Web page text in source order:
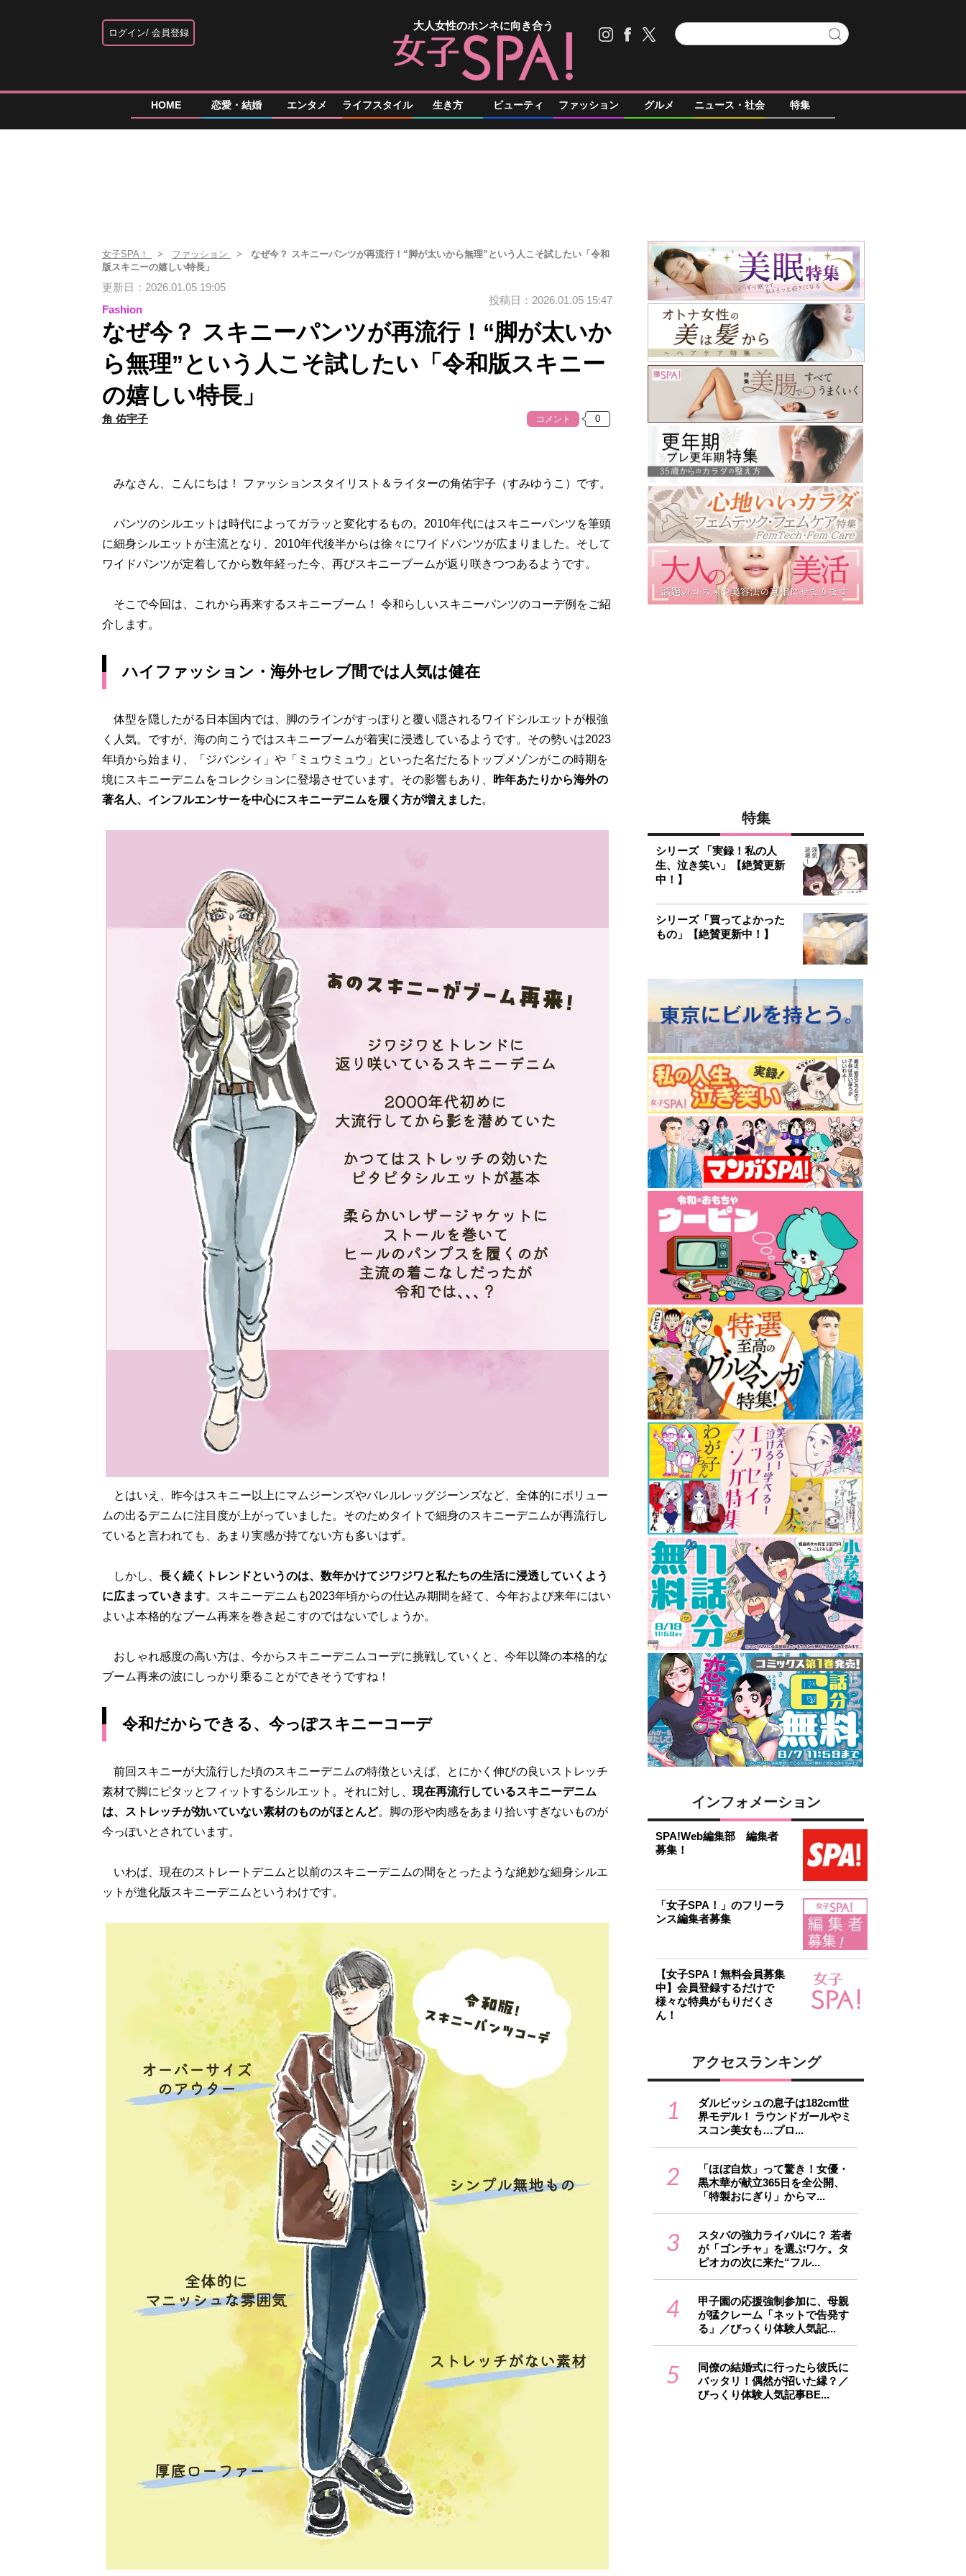
ログイン 会員登録
大人女性のホンネに向き合う
HOME 恋愛・結婚 エンタメ ライフスタイル 生き方 ビューティ ファッション グルメ ニュース・社会 特集
女子SPA！ ファッション
なぜ今？ スキニーパンツが再流行！“脚が太いから無理”という人こそ試したい「令和
版スキニーの嬉しい特長」
更新日：2026.01.05 19:05
Fashion
投稿日：2026.01.05 15:47
なぜ今？ スキニーパンツが再流行！“脚が太いか
ら無理”という人こそ試したい「令和版スキニー
の嬉しい特長」
角 佑宇子 コメント
みなさん、こんにちは！ ファッションスタイリスト＆ライターの角佑宇子（すみゆうこ）です。
パンツのシルエットは時代によってガラッと変化するもの。2010年代にはスキニーパンツを筆頭
に細身シルエットが主流となり、2010年代後半からは徐々にワイドパンツが広まりました。そして
ワイドパンツが定着してから数年経った今、再びスキニーブームが返り咲きつつあるようです。
そこで今回は、これから再来するスキニーブーム！ 令和らしいスキニーパンツのコーデ例をご紹
介します。
ハイファッション・海外セレブ間では人気は健在
体型を隠したがる日本国内では、脚のラインがすっぽりと覆い隠されるワイドシルエットが根強
く人気。ですが、海の向こうではスキニーブームが着実に浸透しているようです。その勢いは2023
年頃から始まり、「ジバンシィ」や「ミュウミュウ」といった名だたるトップメゾンがこの時期を
境にスキニーデニムをコレクションに登場させています。その影響もあり、
昨年あたりから海外の
著名人、インフルエンサーを中心にスキニーデニムを履く方が増えました。
とはいえ、昨今はスキニー以上にマムジーンズやバレルレッグジーンズなど、全体的にボリュー
ムの出るデニムに注目度が上がっていました。そのためタイトで細身のスキニーデニムが再流行し
ていると言われても、あまり実感が持てない方も多いはず。
しかし、 長く続くトレンドというのは、数年かけてジワジワと私たちの生活に浸透していくよう
に広まっていきます。スキニーデニムも2023年頃からの仕込み期間を経て、今年および来年にはい
よいよ本格的なブーム再来を巻き起こすのではないでしょうか。
おしゃれ感度の高い方は、今からスキニーデニムコーデに挑戦していくと、今年以降の本格的な
ブーム再来の波にしっかり乗ることができそうですね！
令和だからできる、今っぽスキニーコーデ
前回スキニーが大流行した頃のスキニーデニムの特徴といえば、とにかく伸びの良いストレッチ
素材で脚にピタッとフィットするシルエット。それに対し、 現在再流行しているスキニーデニム
は、ストレッチが効いていない素材のものがほとんど。脚の形や肉感をあまり拾いすぎないものが
今っぽいとされています。
いわば、現在のストレートデニムと以前のスキニーデニムの間をとったような絶妙な細身シルエ
ットが進化版スキニーデニムというわけです。
特集
シリーズ 「実録！私の人
生、泣き笑い」【絶賛更新
中！】
シリーズ「買ってよかった
もの」【絶賛更新中！】
インフォメーション
SPA!Web編集部 編集者
募集！
「女子SPA！」のフリーラ
ンス編集者募集
【女子SPA！無料会員募集
中】会員登録するだけで
様々な特典がもりだくさ
ん！
アクセスランキング
1
ダルビッシュの息子は182cm世
界モデル！ ラウンドガールやミ
スコン美女も…プロ...
2
「ほぼ自炊」って驚き！女優・
黒木華が献立365日を全公開、
「特製おにぎり」からマ...
3
スタバの強力ライバルに？ 若者
が「ゴンチャ」を選ぶワケ。タ
ピオカの次に来た“フル...
4
甲子園の応援強制参加に、母親
が猛クレーム「ネットで告発す
る」／びっくり体験人気記...
5
同僚の結婚式に行ったら彼氏に
バッタリ！偶然が招いた縁？／
びっくり体験人気記事BE...